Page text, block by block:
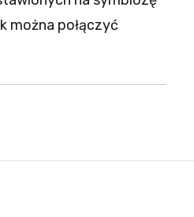
można połączyć